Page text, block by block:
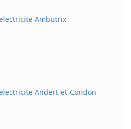
Ambutrix
Andert-et-Condon